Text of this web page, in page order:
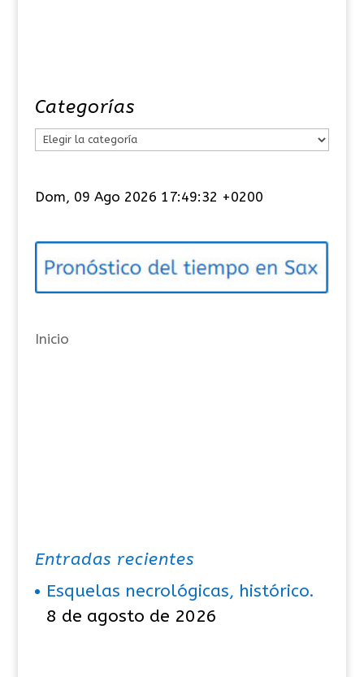
Categorías
e
o
í
s
Dom, 09 Ago 2026 17:49:32 +0200
Inicio
Entradas recientes
Esquelas necrológicas, histórico.
8 de agosto de 2026